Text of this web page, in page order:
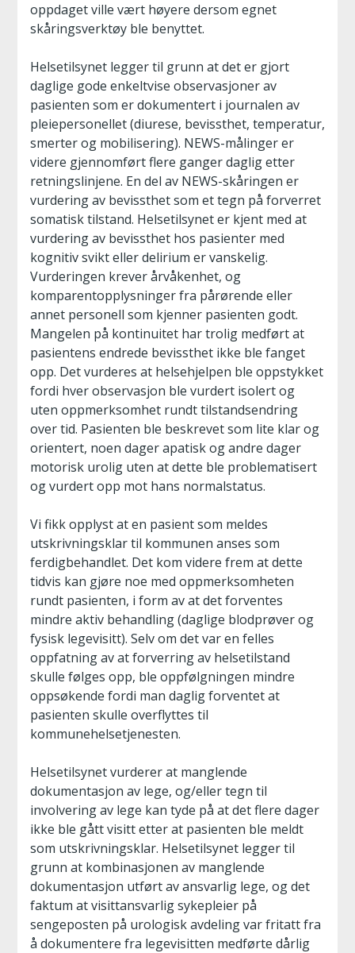
oppdaget ville vært høyere dersom egnet
skåringsverktøy ble benyttet.
Helsetilsynet legger til grunn at det er gjort
daglige gode enkeltvise observasjoner av
pasienten som er dokumentert i journalen av
pleiepersonellet (diurese, bevissthet, temperatur,
smerter og mobilisering). NEWS-målinger er
videre gjennomført flere ganger daglig etter
retningslinjene. En del av NEWS-skåringen er
vurdering av bevissthet som et tegn på forverret
somatisk tilstand. Helsetilsynet er kjent med at
vurdering av bevissthet hos pasienter med
kognitiv svikt eller delirium er vanskelig.
Vurderingen krever årvåkenhet, og
komparentopplysninger fra pårørende eller
annet personell som kjenner pasienten godt.
Mangelen på kontinuitet har trolig medført at
pasientens endrede bevissthet ikke ble fanget
opp. Det vurderes at helsehjelpen ble oppstykket
fordi hver observasjon ble vurdert isolert og
uten oppmerksomhet rundt tilstandsendring
over tid. Pasienten ble beskrevet som lite klar og
orientert, noen dager apatisk og andre dager
motorisk urolig uten at dette ble problematisert
og vurdert opp mot hans normalstatus.
Vi fikk opplyst at en pasient som meldes
utskrivningsklar til kommunen anses som
ferdigbehandlet. Det kom videre frem at dette
tidvis kan gjøre noe med oppmerksomheten
rundt pasienten, i form av at det forventes
mindre aktiv behandling (daglige blodprøver og
fysisk legevisitt). Selv om det var en felles
oppfatning av at forverring av helsetilstand
skulle følges opp, ble oppfølgningen mindre
oppsøkende fordi man daglig forventet at
pasienten skulle overflyttes til
kommunehelsetjenesten.
Helsetilsynet vurderer at manglende
dokumentasjon av lege, og/eller tegn til
involvering av lege kan tyde på at det flere dager
ikke ble gått visitt etter at pasienten ble meldt
som utskrivningsklar. Helsetilsynet legger til
grunn at kombinasjonen av manglende
dokumentasjon utført av ansvarlig lege, og det
faktum at visittansvarlig sykepleier på
sengeposten på urologisk avdeling var fritatt fra
å dokumentere fra legevisitten medførte dårlig